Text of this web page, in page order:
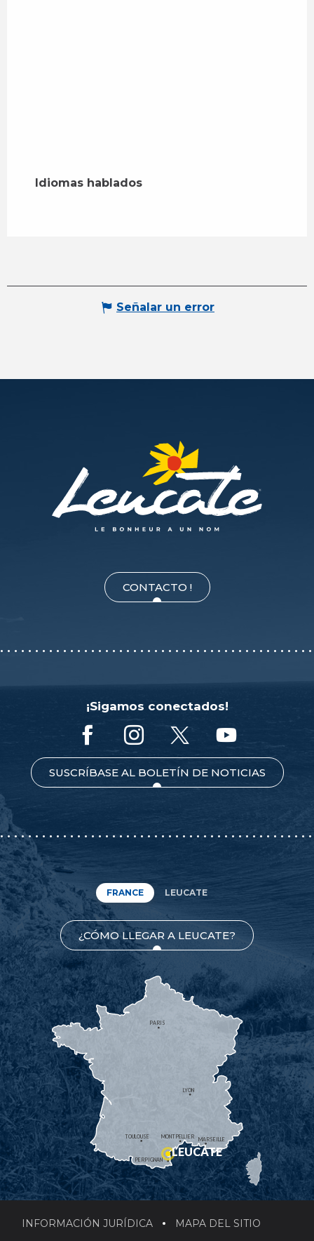
Idiomas hablados
Idiomas hablados
Señalar un error
CONTACTO !
¡Sigamos conectados!
SUSCRÍBASE AL BOLETÍN DE NOTICIAS
FRANCE LEUCATE
¿CÓMO LLEGAR A LEUCATE?
MONTPELLIER
PERPIGNAN
MARSEILLE
TOULOUSE
LYON
PARIS
LEUCATE
INFORMACIÓN JURÍDICA MAPA DEL SITIO